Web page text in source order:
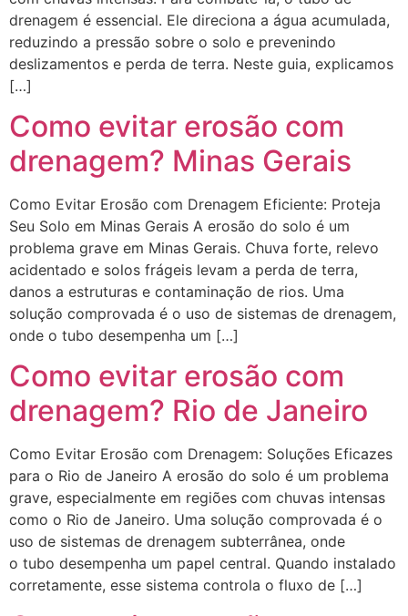
drenagem é essencial. Ele direciona a água acumulada,
reduzindo a pressão sobre o solo e prevenindo
deslizamentos e perda de terra. Neste guia, explicamos
[…]
Como evitar erosão com
drenagem? Minas Gerais
Como Evitar Erosão com Drenagem Eficiente: Proteja
Seu Solo em Minas Gerais A erosão do solo é um
problema grave em Minas Gerais. Chuva forte, relevo
acidentado e solos frágeis levam a perda de terra,
danos a estruturas e contaminação de rios. Uma
solução comprovada é o uso de sistemas de drenagem,
onde o tubo desempenha um […]
Como evitar erosão com
drenagem? Rio de Janeiro
Como Evitar Erosão com Drenagem: Soluções Eficazes
para o Rio de Janeiro A erosão do solo é um problema
grave, especialmente em regiões com chuvas intensas
como o Rio de Janeiro. Uma solução comprovada é o
uso de sistemas de drenagem subterrânea, onde
o tubo desempenha um papel central. Quando instalado
corretamente, esse sistema controla o fluxo de […]